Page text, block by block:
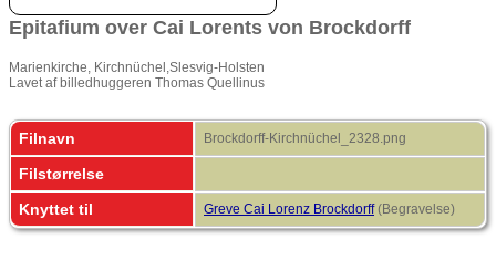
Epitafium over Cai Lorents von Brockdorff
Marienkirche, Kirchnüchel,Slesvig-Holsten
Lavet af billedhuggeren Thomas Quellinus
Filnavn Brockdorff-Kirchnüchel_2328.png
Filstørrelse
Knyttet til
Greve Cai Lorenz Brockdorff(Begravelse)